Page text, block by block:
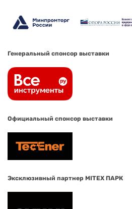
Генеральный спонсор выставки
Официальный спонсор выставки
Эксклюзивный партнер MITEX ПАРК